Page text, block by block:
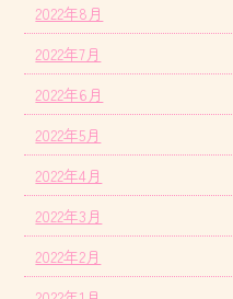
2022年8月
2022年7月
2022年6月
2022年5月
2022年4月
2022年3月
2022年2月